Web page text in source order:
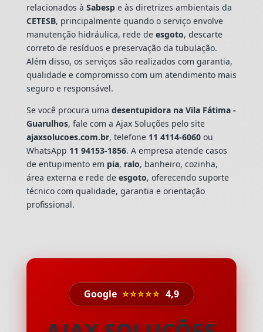
relacionados à Sabespe às diretrizes ambientais da
CETESB, principalmente quando o serviço envolve
manutenção hidráulica, rede de esgoto, descarte
correto de resíduos e preservação da tubulação.
Além disso, os serviços são realizados com garantia,
qualidade e compromisso com um atendimento mais
seguro e responsável.
Se você procura uma desentupidora na Vila Fátima -
Guarulhos, fale com a Ajax Soluções pelo site
ajaxsolucoes.com.br, telefone 11 4114-6060ou
WhatsApp 11 94153-1856. A empresa atende casos
de entupimento em pia, ralo, banheiro, cozinha,
área externa e rede de esgoto, oferecendo suporte
técnico com qualidade, garantia e orientação
profissional.
Google ⭐⭐⭐⭐⭐ 4,9